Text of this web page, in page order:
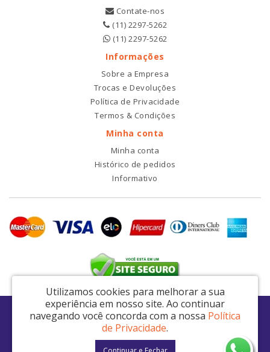
Contate-nos
(11) 2297-5262
(11) 2297-5262
Informações
Sobre a Empresa
Trocas e Devoluções
Política de Privacidade
Termos & Condições
Minha conta
Minha conta
Histórico de pedidos
Informativo
RDI2 Peças Automotivas Ltda - CNPJ: 14.423.428/0001-51
Av. Nordestina, 663 - São Miguel Paulista - São Paulo / SP - CEP: 08021-000
RDI2 © 2026
Utilizamos cookies para melhorar a sua
experiência em nosso site. Ao continuar
navegando você concorda com a nossa Política
de Privacidade.